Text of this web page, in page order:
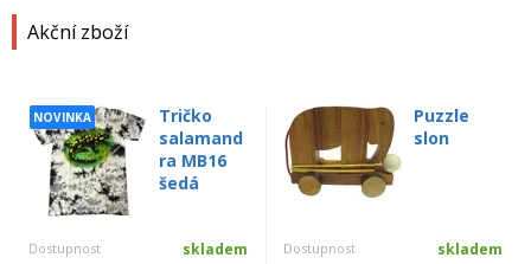
Akční zboží
NOVINKA
Tričko
salamand
ra MB16
šedá
Dostupnost skladem
Puzzle
slon
Dostupnost skladem